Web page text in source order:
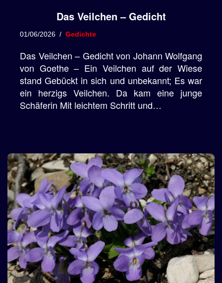
Das Veilchen – Gedicht
01/06/2026 Gedichte
Das Veilchen – Gedicht von Johann Wolfgang
von Goethe – Ein Veilchen auf der Wiese
stand Gebückt in sich und unbekannt; Es war
ein herzigs Veilchen. Da kam eine junge
Schäferin Mit leichtem Schritt und…